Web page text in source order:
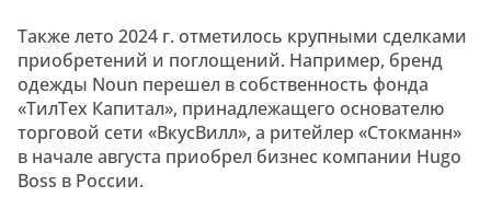
Также лето 2024 г. отметилось крупными сделками
приобретений и поглощений. Например, бренд
одежды Noun перешел в собственность фонда
«ТилТех Капитал», принадлежащего основателю
торговой сети «ВкусВилл», а ритейлер «Стокманн»
в начале августа приобрел бизнес компании Hugo
Boss в России.